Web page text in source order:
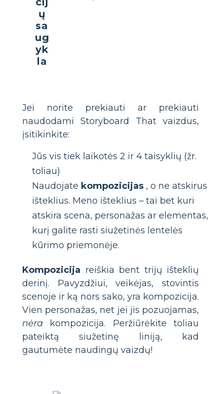
ų
sa
ug
yk
la
Jei norite prekiauti ar prekiauti
naudodami Storyboard That vaizdus,
įsitikinkite:
Jūs vis tiek laikotės 2 ir 4 taisyklių (žr.
toliau)
Naudojate kompozicijas , o ne atskirus
išteklius. Meno išteklius – tai bet kuri
atskira scena, personažas ar elementas,
kurį galite rasti siužetinės lentelės
kūrimo priemonėje.
Kompozicija reiškia bent trijų išteklių
derinį. Pavyzdžiui, veikėjas, stovintis
scenoje ir ką nors sako, yra kompozicija.
Vien personažas, net jei jis pozuojamas,
nėra kompozicija. Peržiūrėkite toliau
pateiktą siužetinę liniją, kad
gautumėte naudingų vaizdų!